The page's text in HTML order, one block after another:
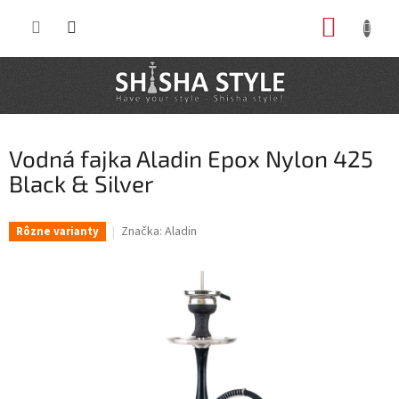
Vodná fajka Aladin Epox Nylon 425
Black & Silver
Rôzne varianty Značka: Aladin